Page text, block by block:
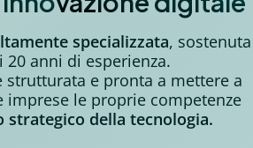
specializzata, sostenuta
20 anni di esperienza.
strutturata e pronta a mettere a
imprese le proprie competenze
strategico della tecnologia.